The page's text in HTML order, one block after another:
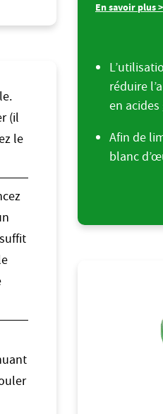
(il
le
En savoir plus >
réduire
en
Afin de
blanc